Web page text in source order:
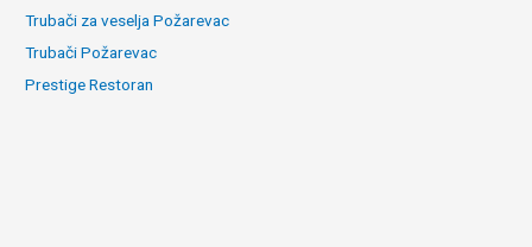
Trubači za veselja Požarevac
Trubači Požarevac
Prestige Restoran